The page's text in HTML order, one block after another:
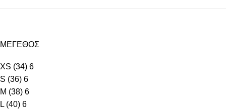
ΜΕΓΕΘΟΣ
XS (34) 6
S (36) 6
M (38) 6
L (40) 6